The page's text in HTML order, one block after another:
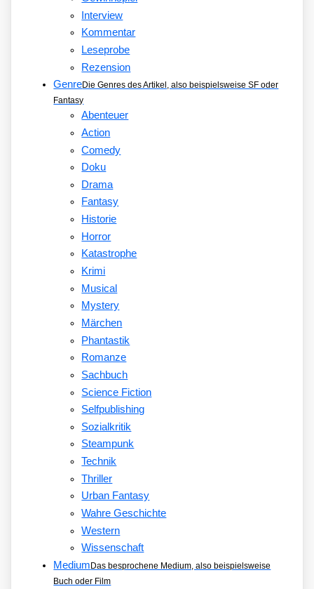
Interview
Kommentar
Leseprobe
Rezension
GenreDie Genres des Artikel, also beispielsweise SF oder
Fantasy
Abenteuer
Action
Comedy
Doku
Drama
Fantasy
Historie
Horror
Katastrophe
Krimi
Musical
Mystery
Märchen
Phantastik
Romanze
Sachbuch
Science Fiction
Selfpublishing
Sozialkritik
Steampunk
Technik
Thriller
Urban Fantasy
Wahre Geschichte
Western
Wissenschaft
Medium Das besprochene Medium, also beispielsweise
Buch oder Film